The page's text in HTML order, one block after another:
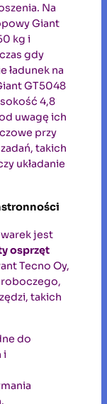
Na
Giant
kg i
gdy
ładunek na
GT5048
4,8
uwagę ich
przy
takich
układanie
jest
osprzęt
Tecno Oy,
takich
do
i